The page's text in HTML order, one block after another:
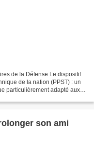
de la Défense Le dispositif
de la nation (PPST) : un
particulièrement adapté aux
son ami